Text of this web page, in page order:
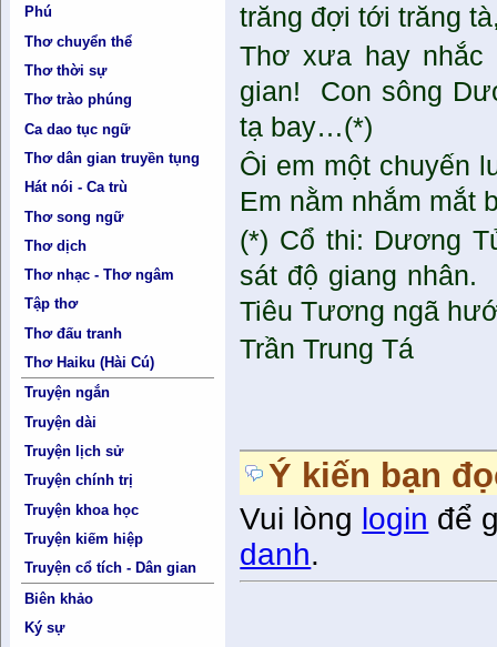
Phú
Thơ chuyển thể
Thơ thời sự
Thơ trào phúng
Ca dao tục ngữ
Thơ dân gian truyền tụng
Hát nói - Ca trù
Thơ song ngữ
Thơ dịch
Thơ nhạc - Thơ ngâm
Tập thơ
Thơ đấu tranh
Thơ Haiku (Hài Cú)
Truyện ngắn
Truyện dài
Truyện lịch sử
Truyện chính trị
Truyện khoa học
Truyện kiếm hiệp
Truyện cổ tích - Dân gian
Biên khảo
Ký sự
trăng đợi tới trăng
Thơ xưa hay
gian! Con sông
tạ bay…(*)
Ôi em một chuyến
Em nằm nhắm mắt
(*) Cổ thi: Dương
sát độ giang nhân.
Tiêu Tương ngã
Trần Trung Tá
Ý kiến bạn
Vui lòng login để
danh.